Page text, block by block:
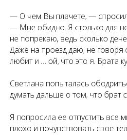
— О чем Вы плачете, —
— Мне обидно. Я столько для
не попрекаю, ведь сколько
Даже на проезд даю, не говоря
любит и … ой, что это я. Брата
Светлана попыталась
думать дальше о том, что брат
Я попросила ее отпустить все
плохо и почувствовать свое